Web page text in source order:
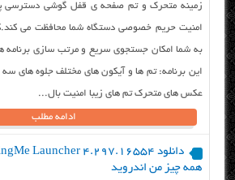
زمینه متحرک و تم صفحه ی قفل گوشی دسترسی
امنیت حریم خصوصی دستگاه شما محافظت می
به شما امکان جستجوی سریع و مرتب سازی برنامه
این برنامه: تم ها و آیکون های مختلف جلوه های
عکس های متحرک تم های زیبا امنیت بال...
ادامه مطلب
همه چیز من اندروید